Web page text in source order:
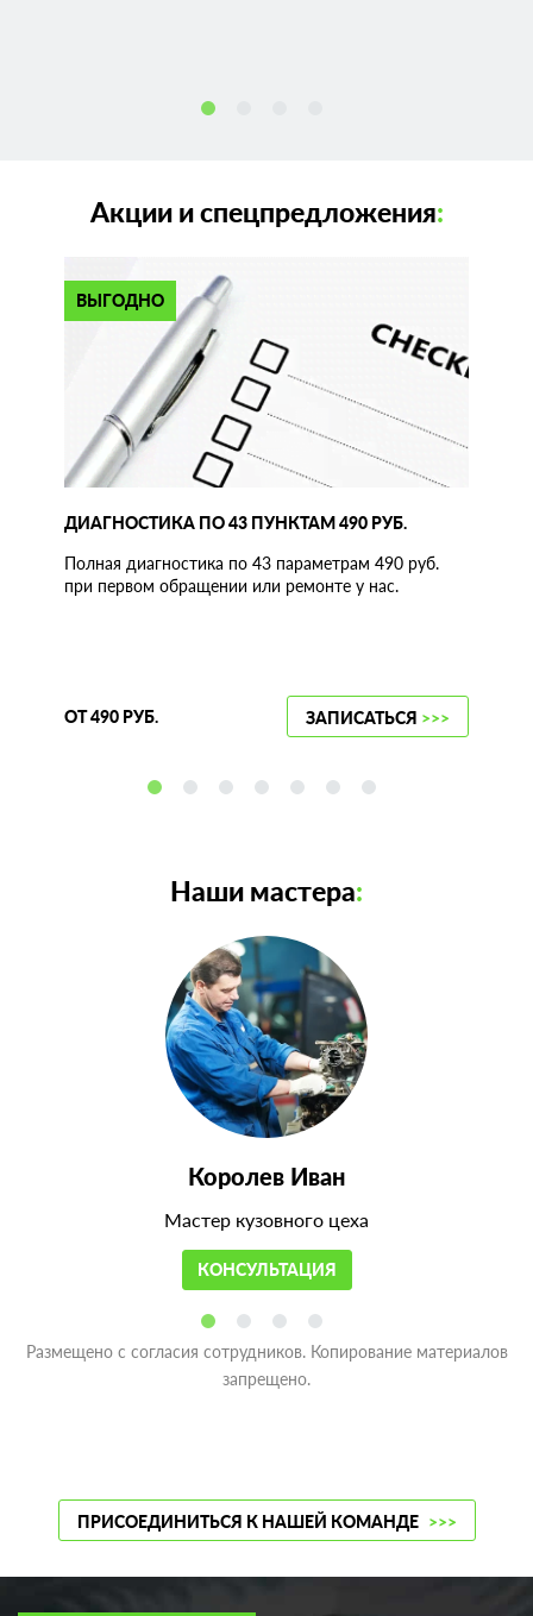
Акции и спецпредложения:
ВЫГОДНО
ДИАГНОСТИКА ПО 43 ПУНКТАМ 490 РУБ.
Полная диагностика по 43 параметрам 490 руб.
при первом обращении или ремонте у нас.
ОТ 490 РУБ. ЗАПИСАТЬСЯ >>>
Наши мастера:
Королев Иван
Мастер кузовного цеха
КОНСУЛЬТАЦИЯ
Размещено с согласия сотрудников. Копирование материалов
запрещено.
ПРИСОЕДИНИТЬСЯ К НАШЕЙ КОМАНДЕ >>>